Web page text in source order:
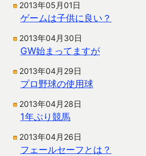
2013年05月01日
ゲームは子供に良い？
2013年04月30日
GW始まってますが
2013年04月29日
プロ野球の使用球
2013年04月28日
1年ぶり競馬
2013年04月26日
フェールセーフとは？